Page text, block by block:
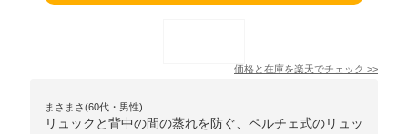
価格と在庫を楽天でチェック >>
まさまさ(60代・男性)
リュックと背中の間の蒸れを防ぐ、ペルチェ式のリュッ